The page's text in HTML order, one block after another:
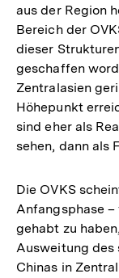
aus der Region
Bereich der
dieser
geschaffen
Zentralasien
Höhepunkt
sind eher als
sehen, dann als
Die OVKS
Anfangsphase
gehabt zu
Ausweitung des
Chinas in